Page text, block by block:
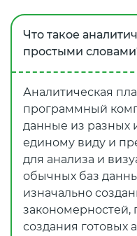
Что такое
простыми
Аналитическая
программный
данные из разных
единому виду и
для анализа и
обычных баз
изначально
закономерностей,
создания готовых